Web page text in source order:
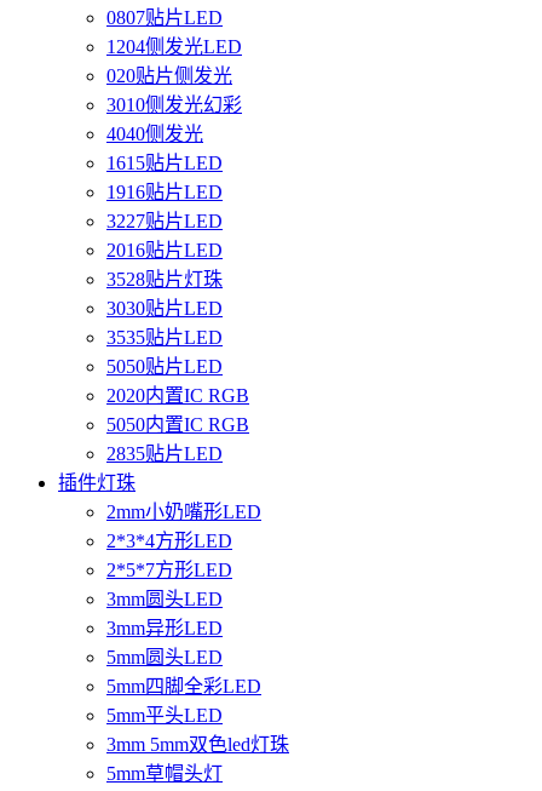
0807贴片LED
1204侧发光LED
020贴片侧发光
3010侧发光幻彩
4040侧发光
1615贴片LED
1916贴片LED
3227贴片LED
2016贴片LED
3528贴片灯珠
3030贴片LED
3535贴片LED
5050贴片LED
2020内置IC RGB
5050内置IC RGB
2835贴片LED
插件灯珠
2mm小奶嘴形LED
2*3*4方形LED
2*5*7方形LED
3mm圆头LED
3mm异形LED
5mm圆头LED
5mm四脚全彩LED
5mm平头LED
3mm 5mm双色led灯珠
5mm草帽头灯